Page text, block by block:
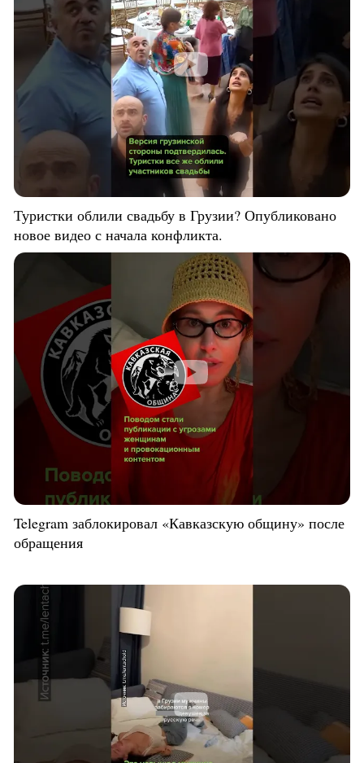
Туристки облили свадьбу в Грузии? Опубликовано
новое видео с начала конфликта.
Telegram заблокировал «Кавказскую общину» после
обращения